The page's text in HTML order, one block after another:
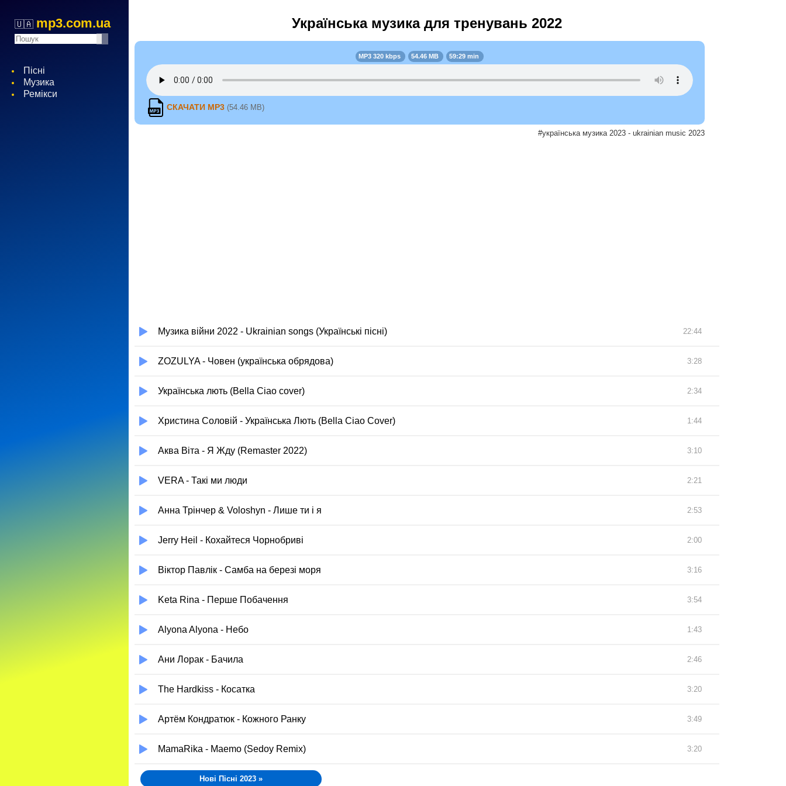
🇺🇦 mp3.com.ua
Пісні
Музика
Ремікси
Українська музика для тренувань 2022
MP3 320 kbps 54.46 MB 59:29 min
СКАЧАТИ MP3 (54.46 MB)
#українська музика 2023 - ukrainian music 2023
Музика війни 2022 - Ukrainian songs (Українські пісні) 22:44
ZOZULYA - Човен (українська обрядова) 3:28
Українська лють (Bella Ciao cover) 2:34
Христина Соловій - Українська Лють (Bella Ciao Cover) 1:44
Аква Віта - Я Жду (Remaster 2022) 3:10
VERA - Такi ми люди 2:21
Анна Трінчер & Voloshyn - Лише ти і я 2:53
Jerry Heil - Кохайтеся Чорнобриві 2:00
Віктор Павлік - Самба на березі моря 3:16
Keta Rina - Перше Побачення 3:54
Alyona Alyona - Небо 1:43
Ани Лорак - Бачила 2:46
The Hardkiss - Косатка 3:20
Артём Кондратюк - Кожного Ранку 3:49
MamaRika - Maemo (Sedoy Remix) 3:20
Нові Пісні 2023 »